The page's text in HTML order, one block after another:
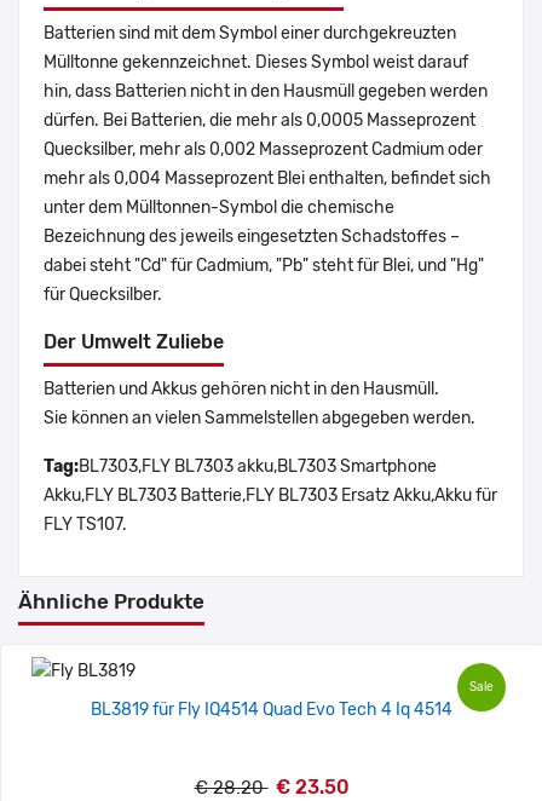
Batterien sind mit dem Symbol einer durchgekreuzten
Mülltonne gekennzeichnet. Dieses Symbol weist darauf
hin, dass Batterien nicht in den Hausmüll gegeben werden
dürfen. Bei Batterien, die mehr als 0,0005 Masseprozent
Quecksilber, mehr als 0,002 Masseprozent Cadmium oder
mehr als 0,004 Masseprozent Blei enthalten, befindet sich
unter dem Mülltonnen-Symbol die chemische
Bezeichnung des jeweils eingesetzten Schadstoffes –
dabei steht "Cd" für Cadmium, "Pb" steht für Blei, und "Hg"
für Quecksilber.
Der Umwelt Zuliebe
Batterien und Akkus gehören nicht in den Hausmüll.
Sie können an vielen Sammelstellen abgegeben werden.
Tag:BL7303,FLY BL7303 akku,BL7303 Smartphone
Akku,FLY BL7303 Batterie,FLY BL7303 Ersatz Akku,Akku für
FLY TS107.
Ähnliche Produkte
Sale
BL3819 für Fly IQ4514 Quad Evo Tech 4 Iq 4514
€ 28.20 € 23.50